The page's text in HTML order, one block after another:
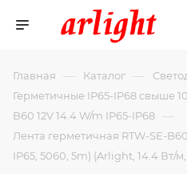
Главная — Каталог —
Герметичные IP65-IP68 свыше
B60 12V 14.4 W/m IP65-IP68 —
Лента герметичная RTW-SE-
IP65, 5060, 5m) (Arlight, 14.4 Вт/м,